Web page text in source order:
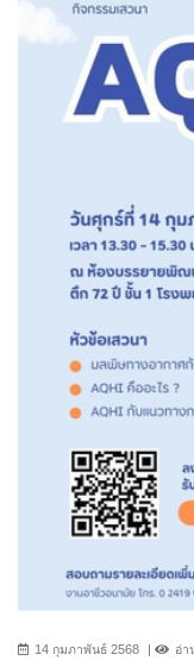
14 กุมภาพันธ์ 2568 อ่า